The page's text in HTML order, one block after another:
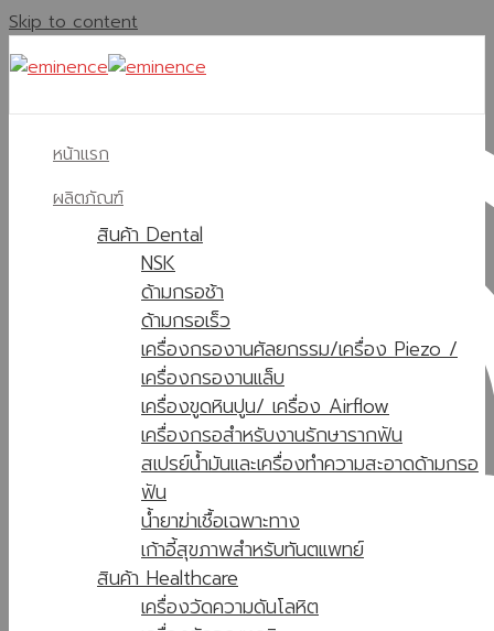
Skip to content
หน้าแรก
ผลิตภัณฑ์
สินค้า Dental
NSK
ด้ามกรอช้า
ด้ามกรอเร็ว
เครื่องกรองานศัลยกรรม/เครื่อง Piezo /
เครื่องกรองานแล็บ
เครื่องขูดหินปูน/ เครื่อง Airflow
เครื่องกรอสำหรับงานรักษารากฟัน
สเปรย์น้ำมันและเครื่องทำความสะอาดด้ามกรอ
ฟัน
น้ำยาฆ่าเชื้อเฉพาะทาง
เก้าอี้สุขภาพสำหรับทันตแพทย์
สินค้า Healthcare
เครื่องวัดความดันโลหิต